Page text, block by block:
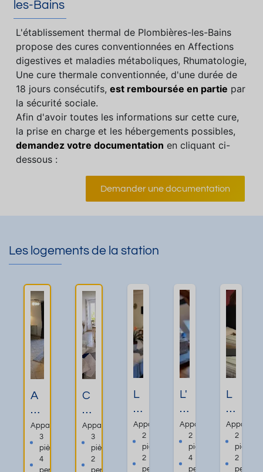
les-Bains
L'établissement thermal de Plombières-les-Bains
propose des cures conventionnées en Affections
digestives et maladies métaboliques, Rhumatologie,
Une cure thermale conventionnée, d'une durée de
18 jours consécutifs, est remboursée en partie par
la sécurité sociale.
Afin d'avoir toutes les informations sur cette cure,
la prise en charge et les hébergements possibles,
demandez votre documentation en cliquant ci-
dessous :
Demander une documentation
Les logements de la station
A
p
p
ar
te
m
Appartement
3
pièces
4
C
h
ar
m
nt
Appartement
3
pièces
2
L
e
C
h
r
Appartement
2
pièces
2
personnes
L'
A
r
c
t
Appartement
2
pièces
4
personnes
L
e
P
r
ti
2
pièces
2